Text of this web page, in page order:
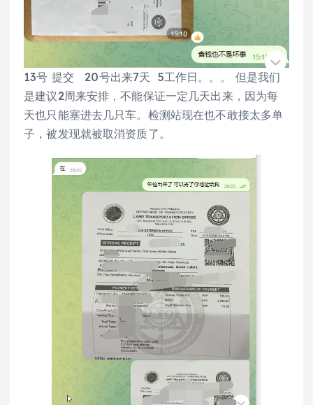
13号 提交 20号出来7天 5工作日。。。 但是我们
是建议2周来安排，不能保证一定几天出来，因为每
天也只能塞进去几只车。检测站现在也不敢接太多单
子，被发现就被取消资质了。